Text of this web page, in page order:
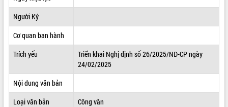
THÔNG TIN CHỈ ĐẠO ĐIỀU HÀNH
HỆ THỐNG VĂN BẢN
VĂN BẢN HĐND TỈNH
ĐIỂM TIN VĂN BẢN
Người Ký
Cơ quan ban hành
Trích yếu
Triển khai Nghị định số 26/2025/NĐ-CP ngày
24/02/2025
Nội dung văn bản
Loại văn bản
Công văn